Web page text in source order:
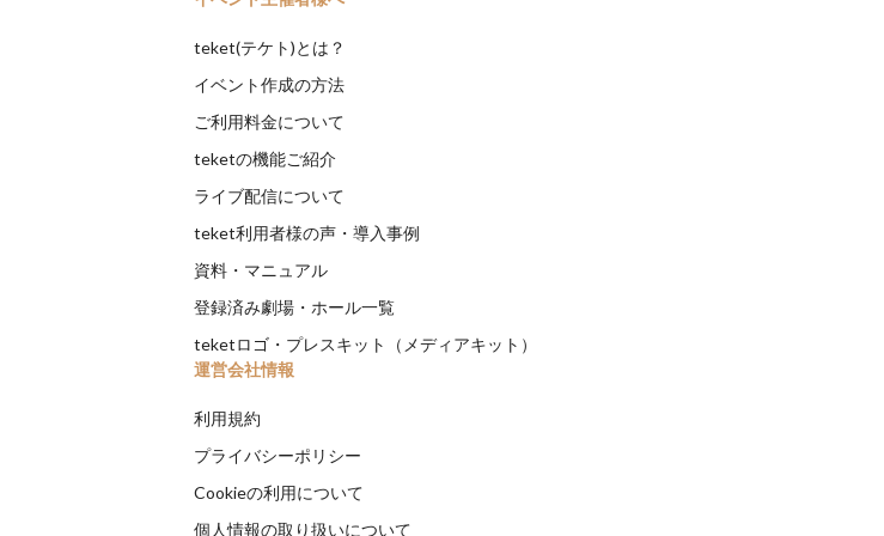
teket(テケト)とは？
イベント作成の方法
ご利用料金について
teketの機能ご紹介
ライブ配信について
teket利用者様の声・導入事例
資料・マニュアル
登録済み劇場・ホール一覧
teketロゴ・プレスキット（メディアキット）
運営会社情報
利用規約
プライバシーポリシー
Cookieの利用について
個人情報の取り扱いについて